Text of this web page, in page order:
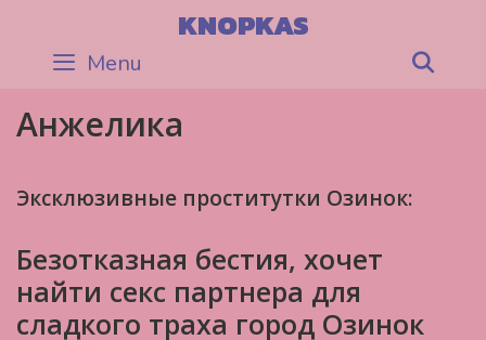
content
KNOPKAS
Menu
Анжелика
Эксклюзивные проститутки Озинок:
Безотказная бестия, хочет
найти секс партнера для
сладкого траха город Озинок